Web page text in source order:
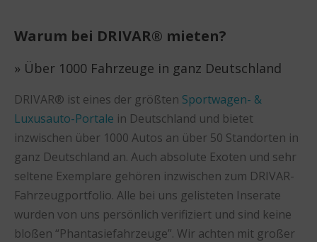
Warum bei DRIVAR® mieten?
» Über 1000 Fahrzeuge in ganz Deutschland
DRIVAR® ist eines der größten Sportwagen- &
Luxusauto-Portale in Deutschland und bietet
inzwischen über 1000 Autos an über 50 Standorten in
ganz Deutschland an. Auch absolute Exoten und sehr
seltene Exemplare gehören inzwischen zum DRIVAR-
Fahrzeugportfolio. Alle bei uns gelisteten Inserate
wurden von uns persönlich verifiziert und sind keine
bloßen “Phantasiefahrzeuge”. Wir achten mit großer